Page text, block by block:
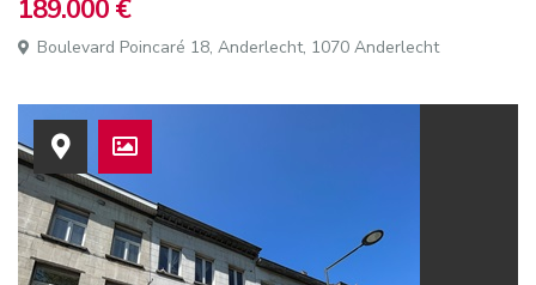
189.000 €
Boulevard Poincaré 18,Anderlecht, 1070 Anderlecht